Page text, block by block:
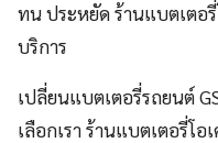
ทน ประหยัด ร้านแบตเตอ
บริการ
เปลี่ยนแบตเตอรี่รถยนต์
เลือกเรา ร้านแบตเตอรี่โอ